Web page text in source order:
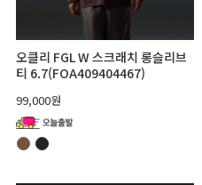
오클리 FGL W 스크래치 롱슬리브
티 6.7(FOA409404467)
99,000원